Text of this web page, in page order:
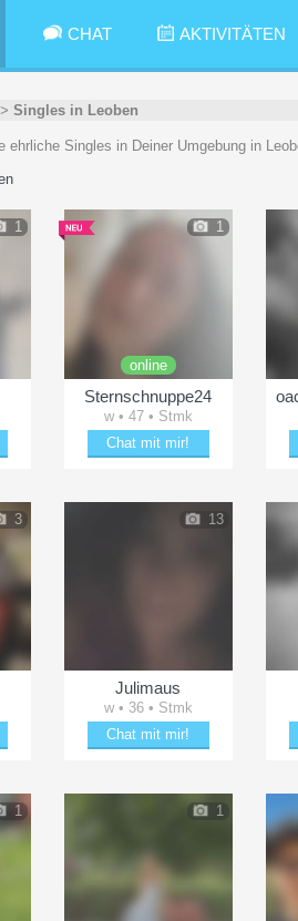
CHAT AKTIVITÄTEN
> Singles in Leoben
ehrliche Singles in Deiner Umgebung in
1 1
online
Sternschnuppe24
w • 47 • Stmk
Chat mit mir!
3 13
Julimaus
w • 36 • Stmk
Chat mit mir!
1 1